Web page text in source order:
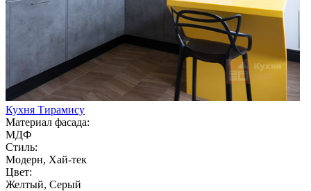
Кухня Тирамису
Материал фасада:
МДФ
Стиль:
Модерн, Хай-тек
Цвет:
Желтый, Серый